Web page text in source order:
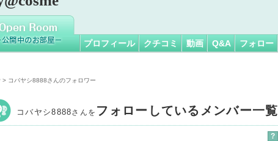
プロフィール クチコミ 動画 Q&A フォロー
> コバヤシ8888さんのフォロワー
コバヤシ8888さんを フォローしているメンバー一覧
?